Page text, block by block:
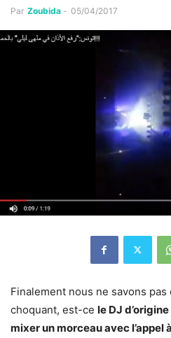
Par Zoubida - 05/04/2017
Finalement nous ne savons
choquant, est-ce le DJ
mixer un morceau avec l’appel